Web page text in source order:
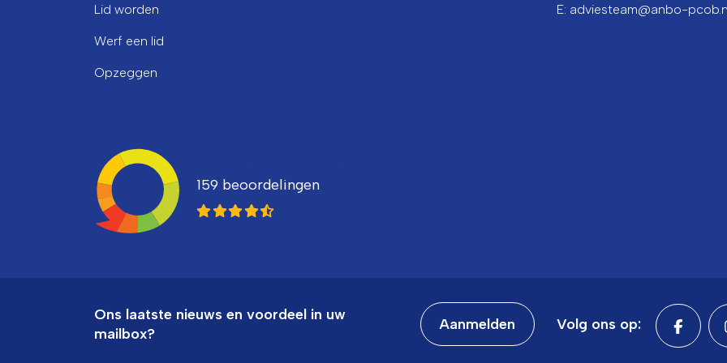
Lid worden
Werf een lid
Opzeggen
E: adviesteam@anbo-
159 beoordelingen
Ons laatste nieuws en voordeel in uw
mailbox?
Aanmelden Volg ons op: